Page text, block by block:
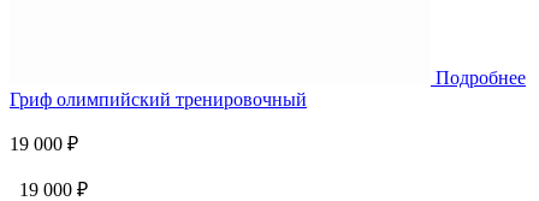
Подробнее
Гриф олимпийский тренировочный
19 000 ₽
19 000 ₽